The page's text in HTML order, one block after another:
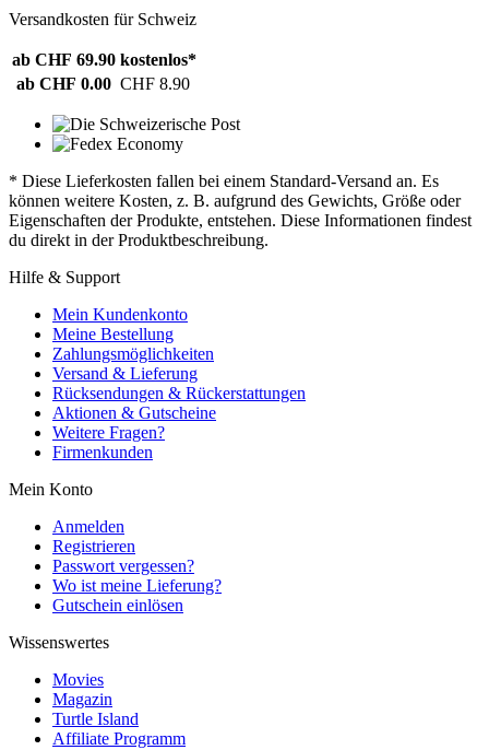
Versandkosten für Schweiz
ab CHF 69.90 kostenlos*
ab CHF 0.00 CHF 8.90
* Diese Lieferkosten fallen bei einem Standard-Versand an. Es
können weitere Kosten, z. B. aufgrund des Gewichts, Größe oder
Eigenschaften der Produkte, entstehen. Diese Informationen findest
du direkt in der Produktbeschreibung.
Hilfe & Support
Mein Kundenkonto
Meine Bestellung
Zahlungsmöglichkeiten
Versand & Lieferung
Rücksendungen & Rückerstattungen
Aktionen & Gutscheine
Weitere Fragen?
Firmenkunden
Mein Konto
Anmelden
Registrieren
Passwort vergessen?
Wo ist meine Lieferung?
Gutschein einlösen
Wissenswertes
Movies
Magazin
Turtle Island
Affiliate Programm